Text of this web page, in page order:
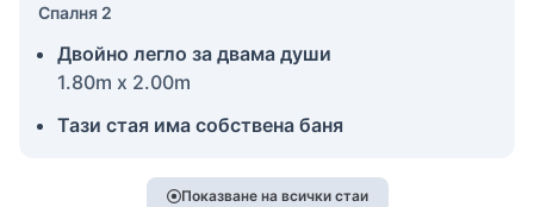
Спалня 2
Двойно легло за двама души
1.80m x 2.00m
Тази стая има собствена баня
Показване на всички стаи